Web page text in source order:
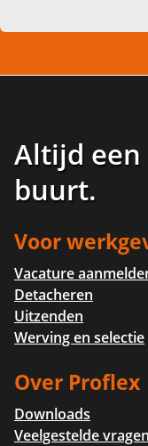
Altijd
buurt.
Voor
Vacature
Detacheren
Uitzenden
Werving en selectie
Over Proflex
Downloads
Veelgestelde vragen